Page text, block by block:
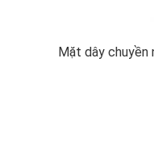
Mặt dây chuyền